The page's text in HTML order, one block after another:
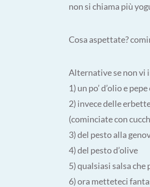
non si chiama più
Cosa aspettate?
Alternative se non vi
1) un po’ d’olio e
2) invece delle
(cominciate con
3) del pesto alla
4) del pesto d’olive
5) qualsiasi salsa che
6) ora metteteci